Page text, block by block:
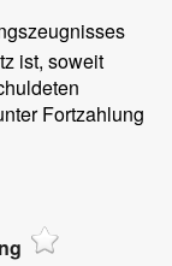
ist, soweit
Fortzahlung